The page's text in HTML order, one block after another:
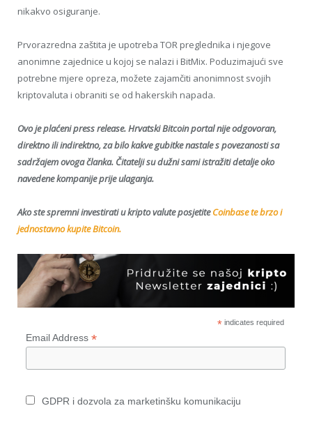
nikakvo osiguranje.
Prvorazredna zaštita je upotreba TOR preglednika i njegove
anonimne zajednice u kojoj se nalazi i BitMix. Poduzimajući sve
potrebne mjere opreza, možete zajamčiti anonimnost svojih
kriptovaluta i obraniti se od hakerskih napada.
Ovo je plaćeni press release. Hrvatski Bitcoin portal nije odgovoran,
direktno ili indirektno, za bilo kakve gubitke nastale s povezanosti sa
sadržajem ovoga članka. Čitatelji su dužni sami istražiti detalje oko
navedene kompanije prije ulaganja.
Ako ste spremni investirati u kripto valute posjetiteCoinbase te brzo i
jednostavno kupite Bitcoin.
*indicates required
Email Address *
GDPR i dozvola za marketinšku komunikaciju